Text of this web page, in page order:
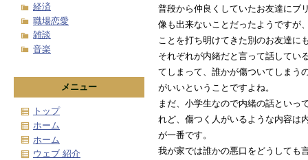
普段から仲良くしていたお友達にブ
像も出来ないことだったようですが
ことを打ち明けてきた別のお友達に
それぞれが内緒だと言って話してい
てしまって、誰かが傷ついてしまう
がいいということですよね。
まだ、小学生なので内緒の話といっ
れど、傷つく人がいるような内容は
が一番です。
我が家では誰かの悪口をどうしても
経済
職場恋愛
雑談
音楽
メニュー
トップ
ホーム
ホーム
ウェブ 紹介